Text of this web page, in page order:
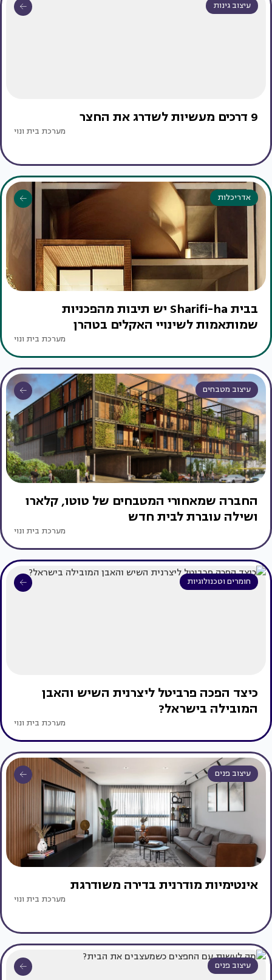
עיצוב גינות
9 דרכים מעשיות לשדרג את החצר
מערכת בית ונוי
אדריכלות
בבית Sharifi-ha יש תיבות מהפכניות
שמותאמות לשינויי האקלים בטהרן
מערכת בית ונוי
עיצוב מטבחים
החברה שמאחורי המטבחים של טוטו, קלארו
ושילה עוברת לבית חדש
מערכת בית ונוי
חומרים וטכנולוגיות
כיצד הפכה פרביטל ליצרנית השיש והאבן
המובילה בישראל?
מערכת בית ונוי
עיצוב פנים
אינטימיות מודרנית בדירה משודרגת
מערכת בית ונוי
עיצוב פנים